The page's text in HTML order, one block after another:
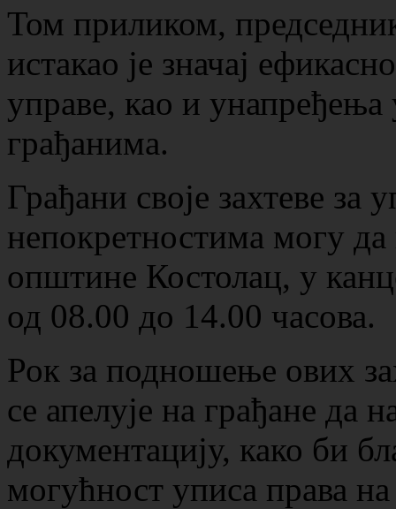
Том приликом,
истакао је значај
управе, као и унапређења
грађанима.
Грађани своје захтеве за
непокретностима могу
општине Костолац, у
од 08.00 до 14.00 часова.
Рок за подношење ових
се апелује на грађане да
документацију, како би
могућност уписа права